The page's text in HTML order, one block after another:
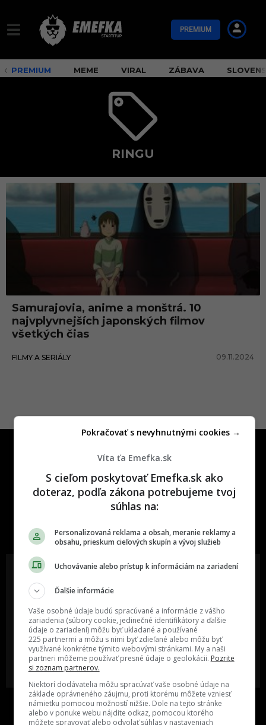
PREMIUM
PREMIUM MEME VIRAL ZÁBAVA
RINGU
r
i
n
Samurajovia, anime a monštrá. 10
najvplyvnejších japonských filmov
všetkých čias
FILMY A SERIÁLY 09.11.2024
One time najzábavnejšie miesto na
najzabávnejšie miesto na svete
Oslov reklamou viac ako milión
ľudí v rôznych vekových
kategóriách a na rôznych
sociálnych sieťach a nakopni svoj
biznis alebo produkt.
MÁM ZÁUJEM O
SPOLUPRÁCU
poznáš niekoho, o kom by sme
mali určite napísať?
POŠLI NÁM TIP NA ČLÁNOK
Víta ťa Emefka.sk
S cieľom poskytovať Emefka.sk ako
doteraz, podľa zákona potrebujeme tvoj
súhlas na:
Personalizovaná reklama a obsah, meranie reklamy a
obsahu, prieskum cieľových skupín a vývoj služieb
Uchovávanie alebo prístup k informáciám na zariadení
Ďalšie informácie
Vaše osobné údaje budú spracúvané a informácie z vášho
zariadenia (súbory cookie, jedinečné identifikátory a ďalšie
údaje o zariadení) môžu byť ukladané a používané
225 partnermi a môžu s nimi byť zdieľané alebo môžu byť
využívané konkrétne týmito webovými stránkami. My a naši
partneri môžeme používať presné údaje o geolokácii. Pozrite
si zoznam partnerov.
Niektorí dodávatelia môžu spracúvať vaše osobné údaje na
základe oprávneného záujmu, proti ktorému môžete vzniesť
námietku pomocou možností nižšie. Dole na tejto stránke
alebo v ponuke webu nájdite odkaz, pomocou ktorého
môžete spravovať alebo odvolať súhlas v nastaveniach
Pokračovať s nevyhnutnými cookies →